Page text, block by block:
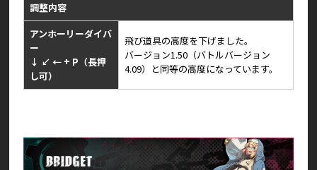
調整内容
アンホーリーダイバ
ー
↓ ↙ ← + P（長押
し可）
飛び道具の高度を下げました。
バージョン1.50（バトルバージョン
4.09）と同等の高度になっています。